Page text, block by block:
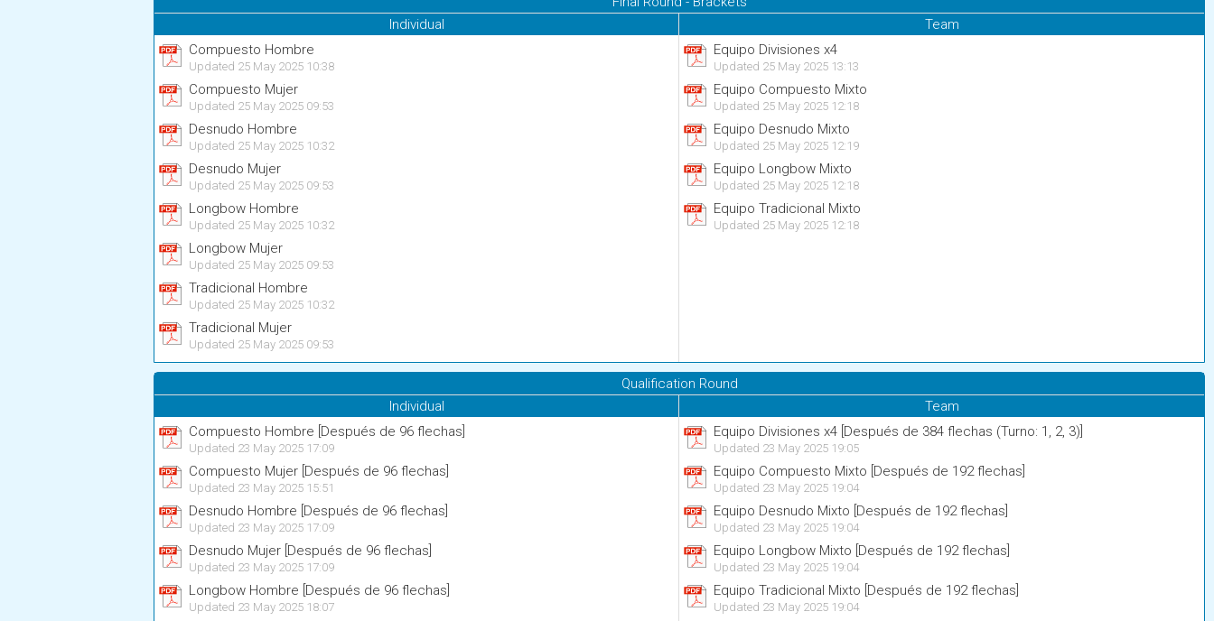
Individual
Compuesto Hombre
Updated 25 May 2025 10:38
Compuesto Mujer
Updated 25 May 2025 09:53
Desnudo Hombre
Updated 25 May 2025 10:32
Desnudo Mujer
Updated 25 May 2025 09:53
Longbow Hombre
Updated 25 May 2025 10:32
Longbow Mujer
Updated 25 May 2025 09:53
Tradicional Hombre
Updated 25 May 2025 10:32
Tradicional Mujer
Updated 25 May 2025 09:53
Team
Equipo Divisiones x4
Updated 25 May 2025 13:13
Equipo Compuesto Mixto
Updated 25 May 2025 12:18
Equipo Desnudo Mixto
Updated 25 May 2025 12:19
Equipo Longbow Mixto
Updated 25 May 2025 12:18
Equipo Tradicional Mixto
Updated 25 May 2025 12:18
Qualification Round
Individual
Compuesto Hombre [Después de 96 flechas]
Updated 23 May 2025 17:09
Compuesto Mujer [Después de 96 flechas]
Updated 23 May 2025 15:51
Desnudo Hombre [Después de 96 flechas]
Updated 23 May 2025 17:09
Desnudo Mujer [Después de 96 flechas]
Updated 23 May 2025 17:09
Longbow Hombre [Después de 96 flechas]
Updated 23 May 2025 18:07
Team
Equipo Divisiones x4 [Después de 384 flechas (Turno: 1, 2, 3)]
Updated 23 May 2025 19:05
Equipo Compuesto Mixto [Después de 192 flechas]
Updated 23 May 2025 19:04
Equipo Desnudo Mixto [Después de 192 flechas]
Updated 23 May 2025 19:04
Equipo Longbow Mixto [Después de 192 flechas]
Updated 23 May 2025 19:04
Equipo Tradicional Mixto [Después de 192 flechas]
Updated 23 May 2025 19:04